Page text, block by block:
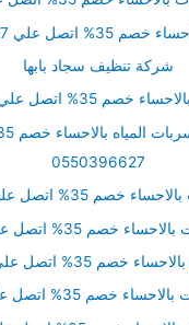
علي 0550396627
شركة تنظيف سجاد بابها
اتصل علي 0550396627
0550396627
اتصل علي 0550396627
35% اتصل علي 0550396627
اتصل علي 0550396627
35% اتصل علي 0550396627